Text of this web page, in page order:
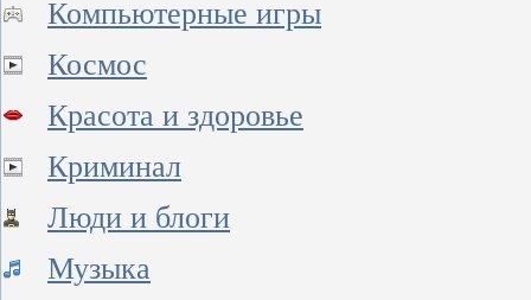
Компьютерные игры
Космос
Красота и здоровье
Криминал
Люди и блоги
Музыка